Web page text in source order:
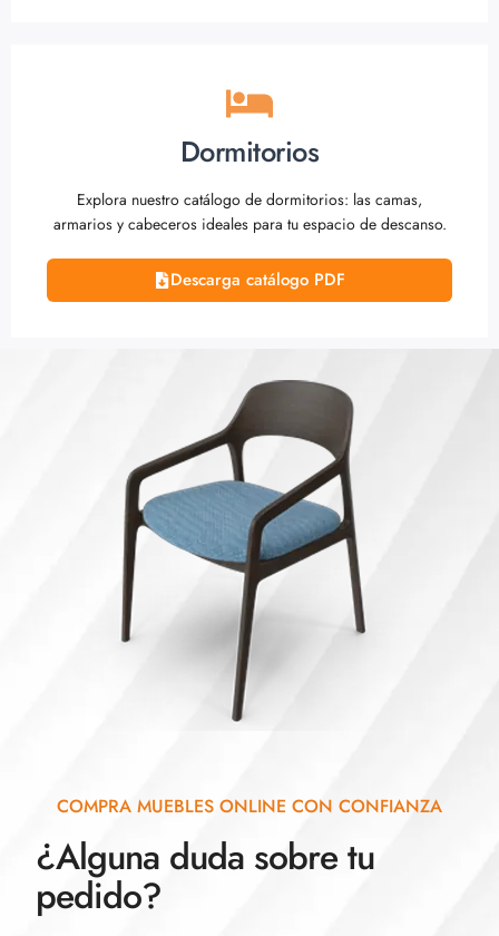
Dormitorios
Explora nuestro catálogo de dormitorios: las camas,
armarios y cabeceros ideales para tu espacio de descanso.
Descarga catálogo PDF
COMPRA MUEBLES ONLINE CON CONFIANZA
¿Alguna duda sobre tu
pedido?